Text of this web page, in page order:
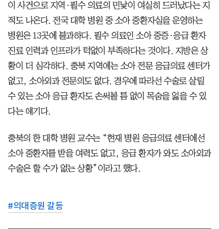
이 사건으로 지역·필수 의료의 민낯이 여실히 드러났다는 지
적도 나온다. 전국 대학 병원 중 소아 중환자실을 운영하는
병원은 13곳에 불과하다. 필수 의료인 소아 중증·응급 환자
진료 인력과 인프라가 턱없이 부족하다는 것이다. 지방은 상
황이 더 심각하다. 충북 지역에는 소아 전문 응급의료 센터가
없고, 소아외과 전문의도 없다. 경우에 따라선 수술로 살릴
수 있는 소아 응급 환자도 손써볼 틈 없이 목숨을 잃을 수 있
다는 얘기다.
충북의 한 대학 병원 교수는 “현재 병원 응급의료 센터에선
소아 중환자를 받을 여력도 없고, 응급 환자가 와도 소아외과
수술은 할 수가 없는 상황”이라고 했다.
#의대증원 갈등